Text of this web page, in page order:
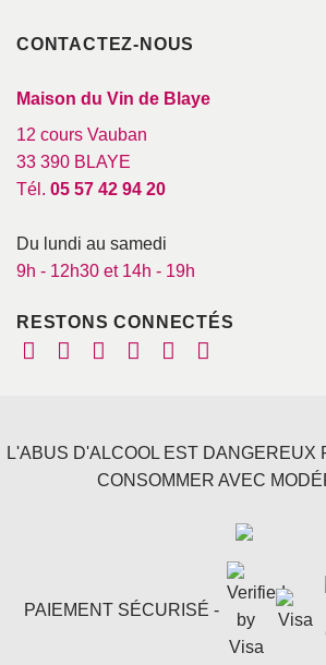
CONTACTEZ-NOUS
Maison du Vin de Blaye
12 cours Vauban
33 390 BLAYE
Tél. 05 57 42 94 20
Du lundi au samedi
9h - 12h30 et 14h - 19h
RESTONS CONNECTÉS
L'ABUS D'ALCOOL EST DANGEREUX
CONSOMMER AVEC
PAIEMENT SÉCURISÉ -